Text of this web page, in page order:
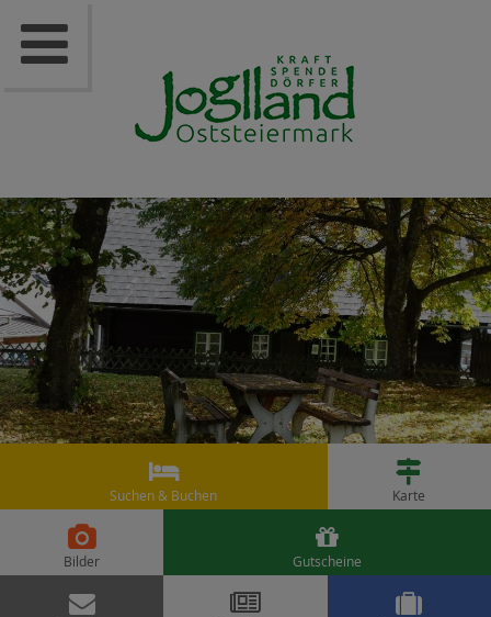

Suchen & Buchen

Karte

Bilder

Gutscheine
  
